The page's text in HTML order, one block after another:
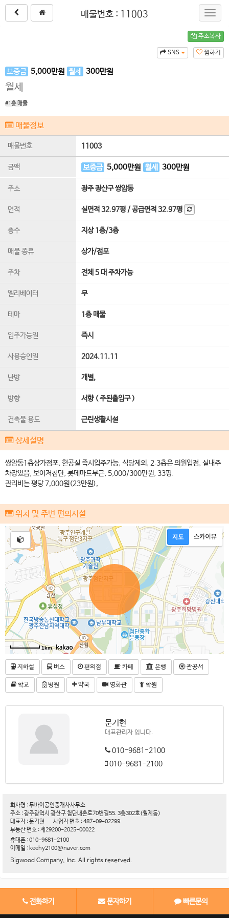
매물번호 : 11003
주소복사
찜하기
SNS
보증금 5,000만원 월세 300만원
월세
#1층 매물
매물정보
매물번호 11003
금액 보증금 5,000만원 월세 300만원
주소 광주 광산구 쌍암동
면적 실면적32.97평 /공급면적32.97평
층수 지상 1층/3층
매물 종류 상가/점포
주차 전체 5 대 주차가능
엘리베이터 무
테마 1층 매물
입주가능일 즉시
사용승인일 2024.11.11
난방 개별,
방향 서향 ( 주된출입구 )
건축물 용도 근린생활시설
상세설명
쌍암동1층상가점포, 현공실 즉시입주가능, 식당제외, 2.3층은 의원입점, 실내주
차장있음, 보이저첨단, 롯데마트부근, 5,000/300만원, 33평.
관리비는 평당 7,000원(23만원),
위치 및 주변 편의시설
1km
지하철 버스 편의점 카페 은행 관공서
학교 병원 약국 영화관 학원
문기현
대표관리자 입니다.
010-9681-2100
010-9681-2100
회사명 : 두바이공인중개사사무소
주소 : 광주광역시 광산구 첨단내촌로70번길55. 3층302호(월계동)
대표자 : 문기현
사업자 번호 : 487-09-02299
부동산 번호 : 제29200-2025-00022
휴대폰 : 010-9681-2100
이메일 : keehy2100@naver.com
Bigwood Company, Inc. All rights reserved.
전화하기 문자하기 빠른문의